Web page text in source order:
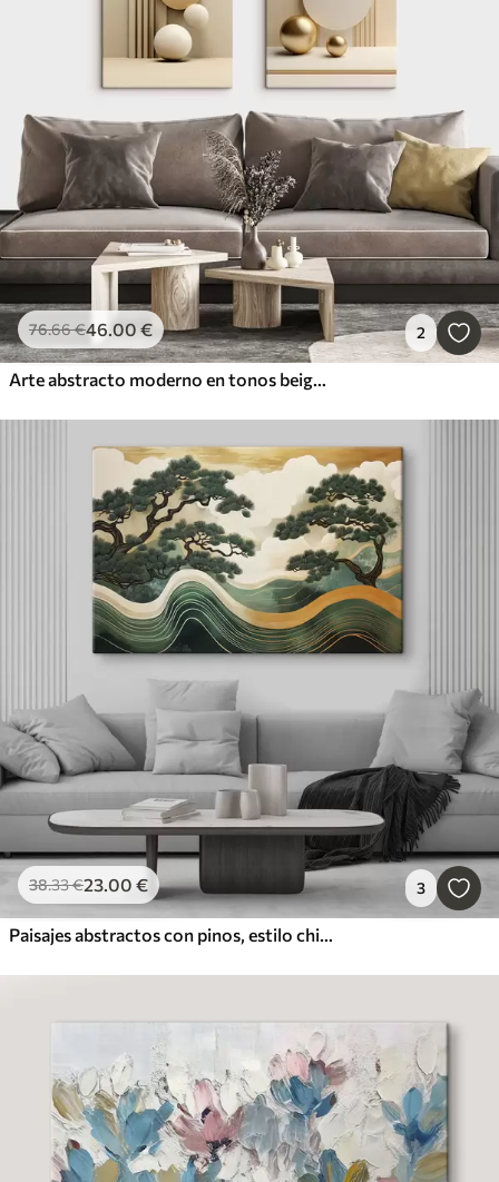
76.66€46.00 € 2
Arte abstracto moderno en tonos beige con líneas verticales y esferas.
38.33€23.00 € 3
Paisajes abstractos con pinos, estilo chino